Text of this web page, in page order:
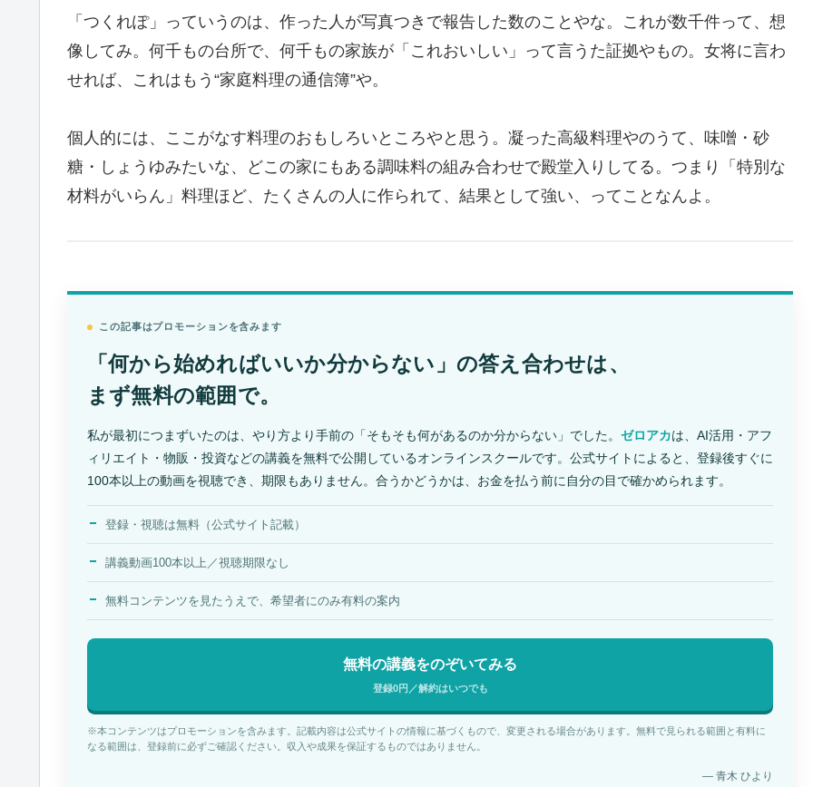
「つくれぽ」っていうのは、作った人が写真つきで報告した数のことやな。これが数千件って、想
像してみ。何千もの台所で、何千もの家族が「これおいしい」って言うた証拠やもの。女将に言わ
せれば、これはもう“家庭料理の通信簿”や。
個人的には、ここがなす料理のおもしろいところやと思う。凝った高級料理やのうて、味噌・砂
糖・しょうゆみたいな、どこの家にもある調味料の組み合わせで殿堂入りしてる。つまり「特別な
材料がいらん」料理ほど、たくさんの人に作られて、結果として強い、ってことなんよ。
この記事はプロモーションを含みます
「何から始めればいいか分からない」の答え合わせは、
まず無料の範囲で。
私が最初につまずいたのは、やり方より手前の「そもそも何があるのか分からない」でした。 ゼロアカは、AI活用・アフ
ィリエイト・物販・投資などの講義を無料で公開しているオンラインスクールです。公式サイトによると、登録後すぐに
100本以上の動画を視聴でき、期限もありません。合うかどうかは、お金を払う前に自分の目で確かめられます。
登録・視聴は無料（公式サイト記載）
講義動画100本以上／視聴期限なし
無料コンテンツを見たうえで、希望者にのみ有料の案内
無料の講義をのぞいてみる
登録0円／解約はいつでも
※本コンテンツはプロモーションを含みます。記載内容は公式サイトの情報に基づくもので、変更される場合があります。無料で見られる範囲と有料に
なる範囲は、登録前に必ずご確認ください。収入や成果を保証するものではありません。
— 青木 ひより